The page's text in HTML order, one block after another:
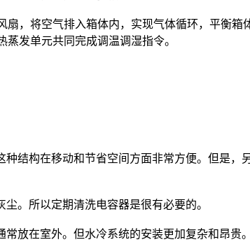
将空气排入箱体内，实现气体循环，平衡箱
发单元共同完成调温调湿指令。
构在移动和节省空间方面非常方便。但是，
。所以定期清洗电容器是很有必要的。
在室外。但水冷系统的安装更加复杂和昂贵